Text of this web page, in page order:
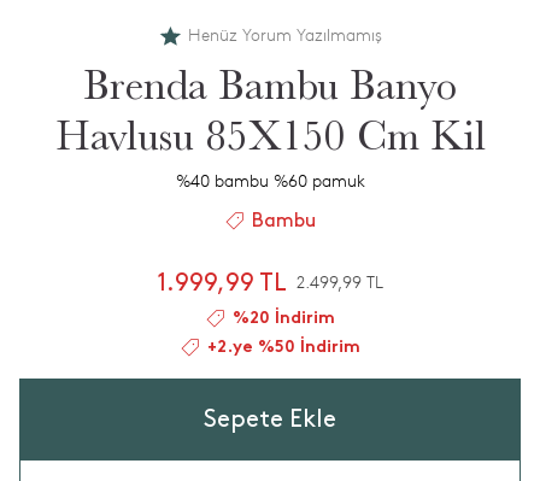
Henüz Yorum Yazılmamış
Brenda Bambu Banyo
Havlusu 85X150 Cm Kil
%40 bambu %60 pamuk
Bambu
1.999,99 TL 2.499,99 TL
%20 İndirim
+2.ye %50 İndirim
Sepete Ekle